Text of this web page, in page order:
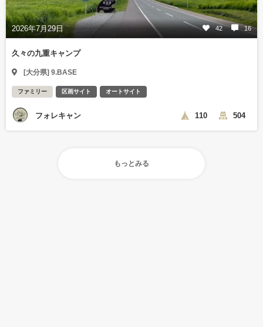
2026年7月29日 42 16
久々の九重キャンプ
[大分県] 9.BASE
ファミリー 区画サイト オートサイト
フォレキャン 110 504
もっとみる